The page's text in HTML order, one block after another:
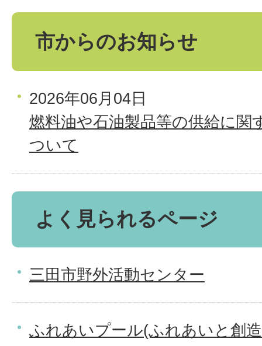
市からのお知らせ
2026年06月04日
燃料油や石油製品等の供給に関
ついて
よく見られるページ
三田市野外活動センター
ふれあいプール(ふれあいと創